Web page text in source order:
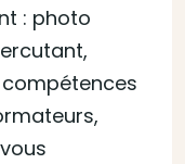
: photo